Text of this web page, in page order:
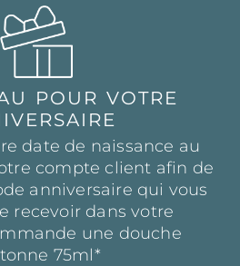
POUR VOTRE
date de naissance au
compte client afin de
anniversaire qui vous
recevoir dans votre
une douche
75ml*